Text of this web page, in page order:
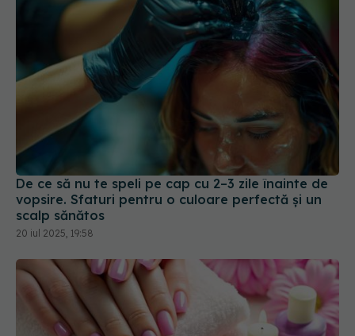
De ce să nu te speli pe cap cu 2–3 zile înainte de
vopsire. Sfaturi pentru o culoare perfectă și un
scalp sănătos
20 iul 2025, 19:58